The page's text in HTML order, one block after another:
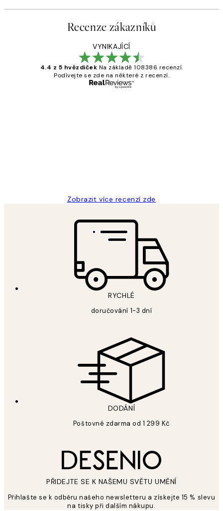
Recenze zákazníků
VYNIKAJÍCÍ
4.4 z 5 hvězdiček Na základě 108386 recenzí.
Podívejte se zde na některé z recenzí.
Zobrazit více recenzí zde
RYCHLÉ
doručování 1-3 dní
DODÁNÍ
Poštovné zdarma od 1 299 Kč
PŘIDEJTE SE K NAŠEMU SVĚTU UMĚNÍ
Přihlašte se k odběru našeho newsletteru a získejte 15 % slevu
na tisky při dalším nákupu.